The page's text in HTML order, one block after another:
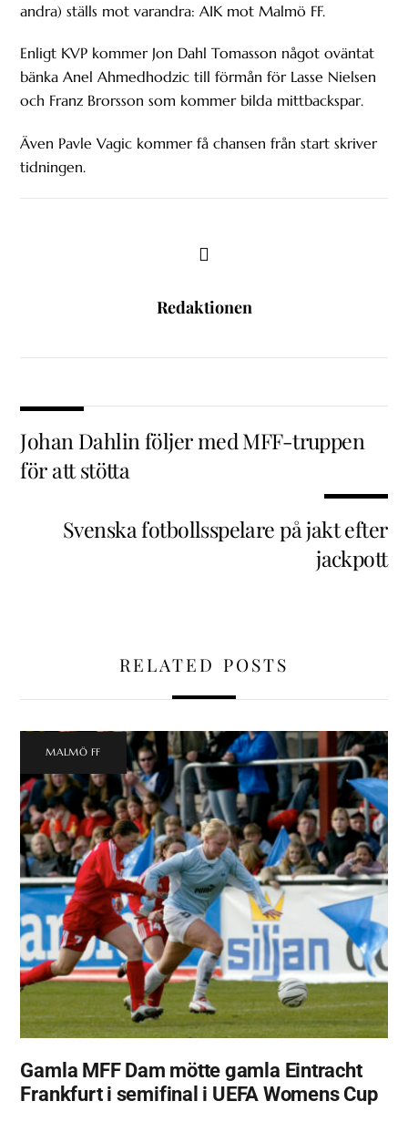
andra) ställs mot varandra: AIK mot Malmö FF.
Enligt KVP kommer Jon Dahl Tomasson något oväntat
bänka Anel Ahmedhodzic till förmån för Lasse Nielsen
och Franz Brorsson som kommer bilda mittbackspar.
Även Pavle Vagic kommer få chansen från start skriver
tidningen.
Redaktionen
Johan Dahlin följer med MFF-truppen
för att stötta
Svenska fotbollsspelare på jakt efter
jackpott
RELATED POSTS
MALMÖ FF
Gamla MFF Dam mötte gamla Eintracht
Frankfurt i semifinal i UEFA Womens Cup